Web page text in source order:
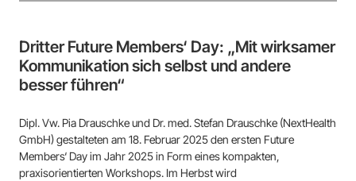
Dritter Future Members‘ Day: „Mit wirksamer
Kommunikation sich selbst und andere
besser führen“
Dipl. Vw. Pia Drauschke und Dr. med. Stefan Drauschke (NextHealth
GmbH) gestalteten am 18. Februar 2025 den ersten Future
Members‘ Day im Jahr 2025 in Form eines kompakten,
praxisorientierten Workshops. Im Herbst wird